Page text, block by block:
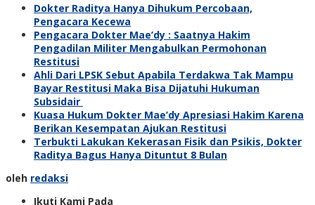
Dokter Raditya Hanya Dihukum Percobaan,
Pengacara Kecewa
Pengacara Dokter Mae’dy : Saatnya Hakim
Pengadilan Militer Mengabulkan Permohonan
Restitusi
Ahli Dari LPSK Sebut Apabila Terdakwa Tak Mampu
Bayar Restitusi Maka Bisa Dijatuhi Hukuman
Subsidair
Kuasa Hukum Dokter Mae’dy Apresiasi Hakim Karena
Berikan Kesempatan Ajukan Restitusi
Terbukti Lakukan Kekerasan Fisik dan Psikis, Dokter
Raditya Bagus Hanya Dituntut 8 Bulan
oleh redaksi
Ikuti Kami Pada